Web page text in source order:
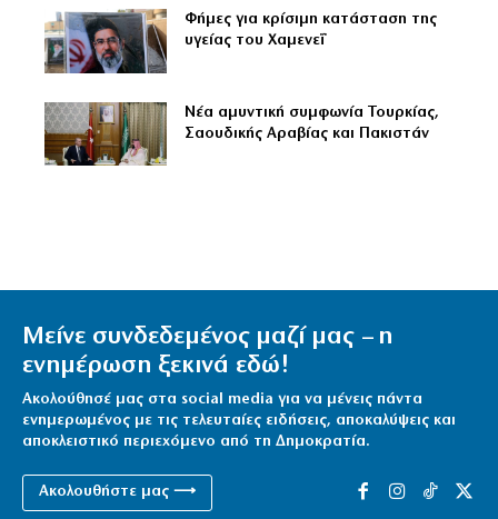
Φήμες για κρίσιμη κατάσταση της
υγείας του Χαμενεΐ
Νέα αμυντική συμφωνία Τουρκίας,
Σαουδικής Αραβίας και Πακιστάν
Μείνε συνδεδεμένος μαζί μας – η
ενημέρωση ξεκινά εδώ!
Ακολούθησέ μας στα social media για να μένεις πάντα
ενημερωμένος με τις τελευταίες ειδήσεις, αποκαλύψεις και
αποκλειστικό περιεχόμενο από τη Δημοκρατία.
Ακολουθήστε μας ⟶